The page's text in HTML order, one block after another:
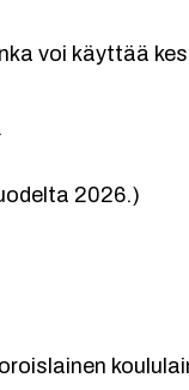
voi käyttää
2026.)